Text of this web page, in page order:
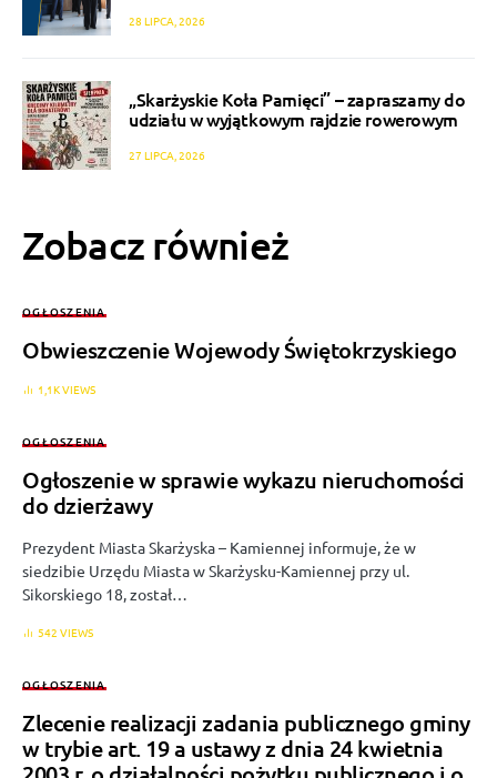
28 LIPCA, 2026
„Skarżyskie Koła Pamięci” – zapraszamy do
udziału w wyjątkowym rajdzie rowerowym
27 LIPCA, 2026
Zobacz również
OGŁOSZENIA
Obwieszczenie Wojewody Świętokrzyskiego
1,1K VIEWS
OGŁOSZENIA
Ogłoszenie w sprawie wykazu nieruchomości
do dzierżawy
Prezydent Miasta Skarżyska – Kamiennej informuje, że w
siedzibie Urzędu Miasta w Skarżysku-Kamiennej przy ul.
Sikorskiego 18, został…
542 VIEWS
OGŁOSZENIA
Zlecenie realizacji zadania publicznego gminy
w trybie art. 19 a ustawy z dnia 24 kwietnia